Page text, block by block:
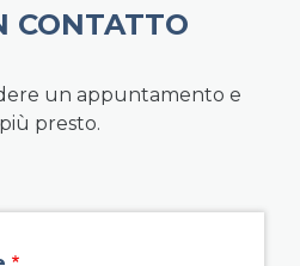
CONTATTO
un appuntamento e
presto.